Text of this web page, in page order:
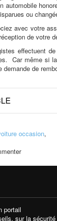
automobile
ou
avec votre
de votre
effectuent
Car même si
de
occasion,
portail
sur la sécurité